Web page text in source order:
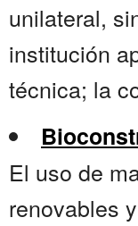
unilateral,
institución
técnica; la
El uso de
renovables